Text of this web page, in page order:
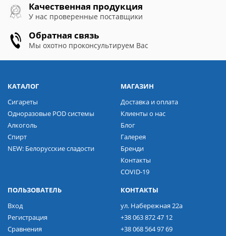
Качественная продукция
У нас проверенные поставщики
Обратная связь
Мы охотно проконсультируем Вас
КАТАЛОГ
Сигареты
Одноразовые POD системы
Алкоголь
Спирт
NEW: Белорусские сладости
МАГАЗИН
Доставка и оплата
Клиенты о нас
Блог
Галерея
Бренди
Контакты
COVID-19
ПОЛЬЗОВАТЕЛЬ
Вход
Регистрация
Сравнения
КОНТАКТЫ
ул. Набережная 22а
+38 063 872 47 12
+38 068 564 97 69